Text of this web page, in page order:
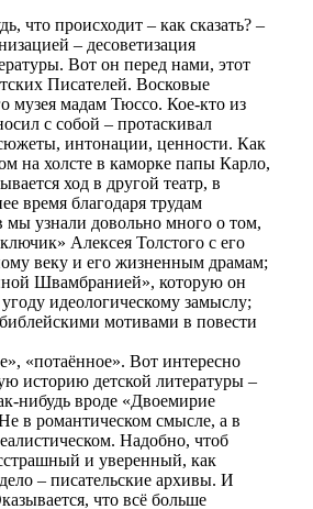
что происходит – как сказать? –
– десоветизация
Вот он перед нами, этот
Писателей. Восковые
музея мадам Тюссо. Кое-кто из
с собой – протаскивал
интонации, ценности. Как
на холсте в каморке папы Карло,
ход в другой театр, в
время благодаря трудам
мы узнали довольно много о том,
Алексея Толстого с его
веку и его жизненным драмам;
Швамбранией», которую он
идеологическому замыслу;
мотивами в повести
«потаённое». Вот интересно
историю детской литературы –
нибудь вроде «Двоемирие
в романтическом смысле, а в
Надобно, чтоб
и уверенный, как
– писательские архивы. И
что всё больше